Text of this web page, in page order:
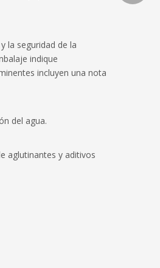
la seguridad de la
indique
incluyen una nota
del agua.
aglutinantes y aditivos